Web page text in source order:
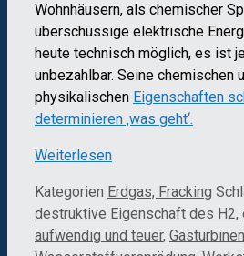
Wohnhäusern, als chemischer
überschüssige elektrische
heute technisch möglich, es ist
unbezahlbar. Seine chemischen
physikalischen Eigenschaften
determinieren ‚was geht‘.
Weiterlesen
Kategorien Erdgas, Fracking
destruktive Eigenschaft des H2,
aufwendig und teuer, Gasturbinen